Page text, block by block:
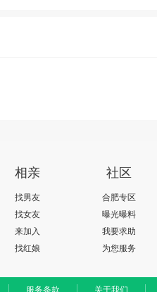
相亲
找男友
找女友
来加入
找红娘
社区
合肥专区
曝光曝料
我要求助
为您服务
服务条款 关于我们